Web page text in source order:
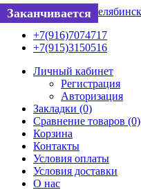
+7(916)7074717
+7(915)3150516
Личный кабинет
Регистрация
Авторизация
Закладки (0)
Сравнение товаров (0)
Корзина
Контакты
Условия оплаты
Условия доставки
О нас
Хит
Хит
Хит
Нет в наличии
Заканчивается
Заканчивается